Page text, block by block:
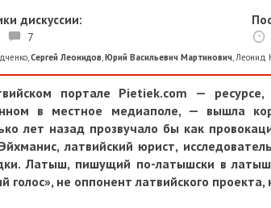
дискуссии:
7
,Сергей Леонидов,Юрий Васильевич Мартинович,Леонид
портале Pietiek.com —
в местное медиаполе, — вышла
лет назад прозвучало бы как
латвийский юрист,
Латыш, пишущий по-латышски в
голос», не оппонент латвийского